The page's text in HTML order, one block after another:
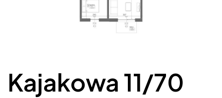
Kajakowa 11/70